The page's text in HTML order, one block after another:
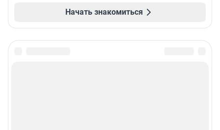
Начать знакомиться